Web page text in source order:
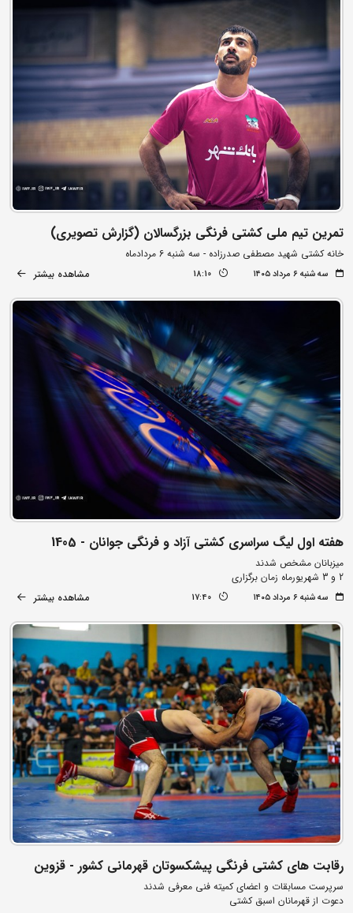
تمرین تیم ملی کشتی فرنگی بزرگسالان (گزارش تصویری)
خانه کشتی شهید مصطفی صدرزاده - سه شنبه 6 مردادماه
سه شنبه ۶ مرداد ۱۴۰۵ 18:10 مشاهده بیشتر
هفته اول لیگ سراسری کشتی آزاد و فرنگی جوانان - 1405
میزبانان مشخص شدند
2 و 3 شهریورماه زمان برگزاری
سه شنبه ۶ مرداد ۱۴۰۵ 17:40 مشاهده بیشتر
رقابت های کشتی فرنگی پیشکسوتان قهرمانی کشور - قزوین
سرپرست مسابقات و اعضای کمیته فنی معرفی شدند
دعوت از قهرمانان اسبق کشتی